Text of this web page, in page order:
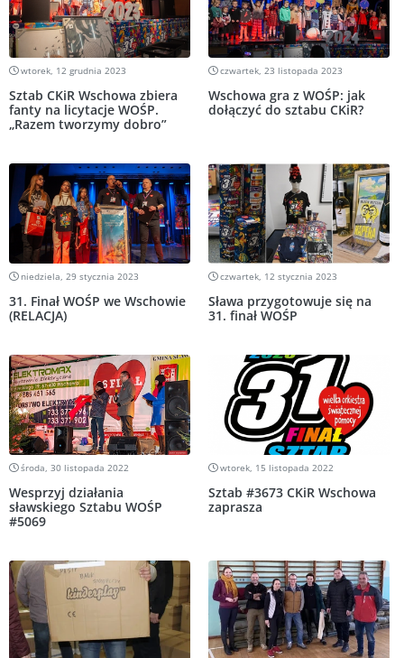
wtorek, 12 grudnia 2023
Sztab CKiR Wschowa zbiera
fanty na licytacje WOŚP.
„Razem tworzymy dobro”
czwartek, 23 listopada 2023
Wschowa gra z WOŚP: jak
dołączyć do sztabu CKiR?
niedziela, 29 stycznia 2023
31. Finał WOŚP we Wschowie
(RELACJA)
czwartek, 12 stycznia 2023
Sława przygotowuje się na
31. finał WOŚP
środa, 30 listopada 2022
Wesprzyj działania
sławskiego Sztabu WOŚP
#5069
wtorek, 15 listopada 2022
Sztab #3673 CKiR Wschowa
zaprasza